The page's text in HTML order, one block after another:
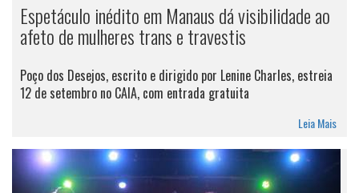
Espetáculo inédito em Manaus dá visibilidade ao
afeto de mulheres trans e travestis
Poço dos Desejos, escrito e dirigido por Lenine Charles, estreia
12 de setembro no CAIA, com entrada gratuita
Leia Mais